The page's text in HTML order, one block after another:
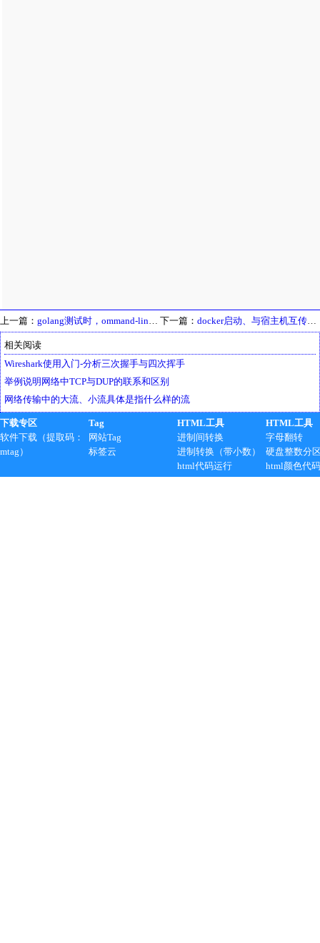
上一篇： golang测试时，ommand-line-arguments错误 下一篇： docker启动、与宿主机互传文件（夹）
相关阅读
Wireshark使用入门-分析三次握手与四次挥手
举例说明网络中TCP与DUP的联系和区别
网络传输中的大流、小流具体是指什么样的流
下载专区
软件下载（提取码：
mtag）
Tag
网站Tag
标签云
HTML工具
进制间转换
进制转换（带小数）
html代码运行
HTML工具
字母翻转
硬盘整数分
html颜色代码